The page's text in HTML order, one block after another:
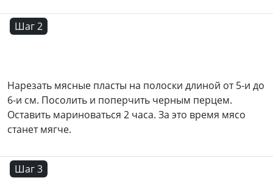
Шаг 2
Нарезать мясные пласты на полоски длиной от 5-и до
6-и см. Посолить и поперчить черным перцем.
Оставить мариноваться 2 часа. За это время мясо
станет мягче.
Шаг 3